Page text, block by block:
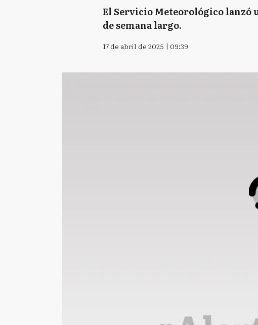
El Servicio Meteorológico lanzó
de semana largo.
17 de abril de 2025 | 09:39